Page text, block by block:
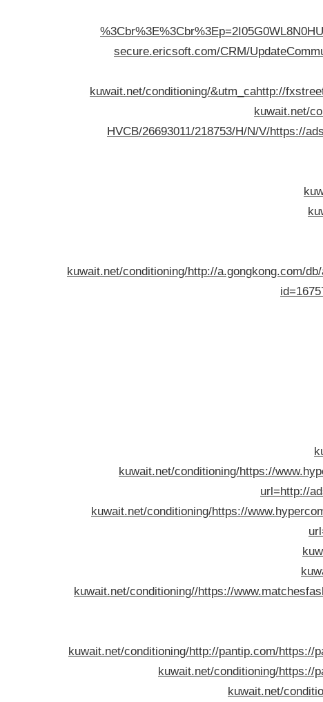
secure.ericsoft.com/CRM/
kuwait.net/conditioning/&utm_cahttp://
kuwait.net/
HVCB/26693011/218753/H/N/V/https://
kuwait.net/conditioning/http://a.gongkong.com/
kuwait.net/conditioning/https://
url=http://
kuwait.net/conditioning/https://
kuwait.net/conditioning//https://
kuwait.net/conditioning/http://pantip.com/https://
kuwait.net/conditioning/https://
kuwait.net/